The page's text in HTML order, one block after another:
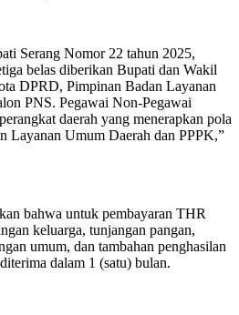
Serang Nomor 22 tahun 2025,
belas diberikan Bupati dan Wakil
DPRD, Pimpinan Badan Layanan
PNS. Pegawai Non-Pegawai
daerah yang menerapkan pola
Layanan Umum Daerah dan PPPK,”
bahwa untuk pembayaran THR
keluarga, tunjangan pangan,
umum, dan tambahan penghasilan
dalam 1 (satu) bulan.